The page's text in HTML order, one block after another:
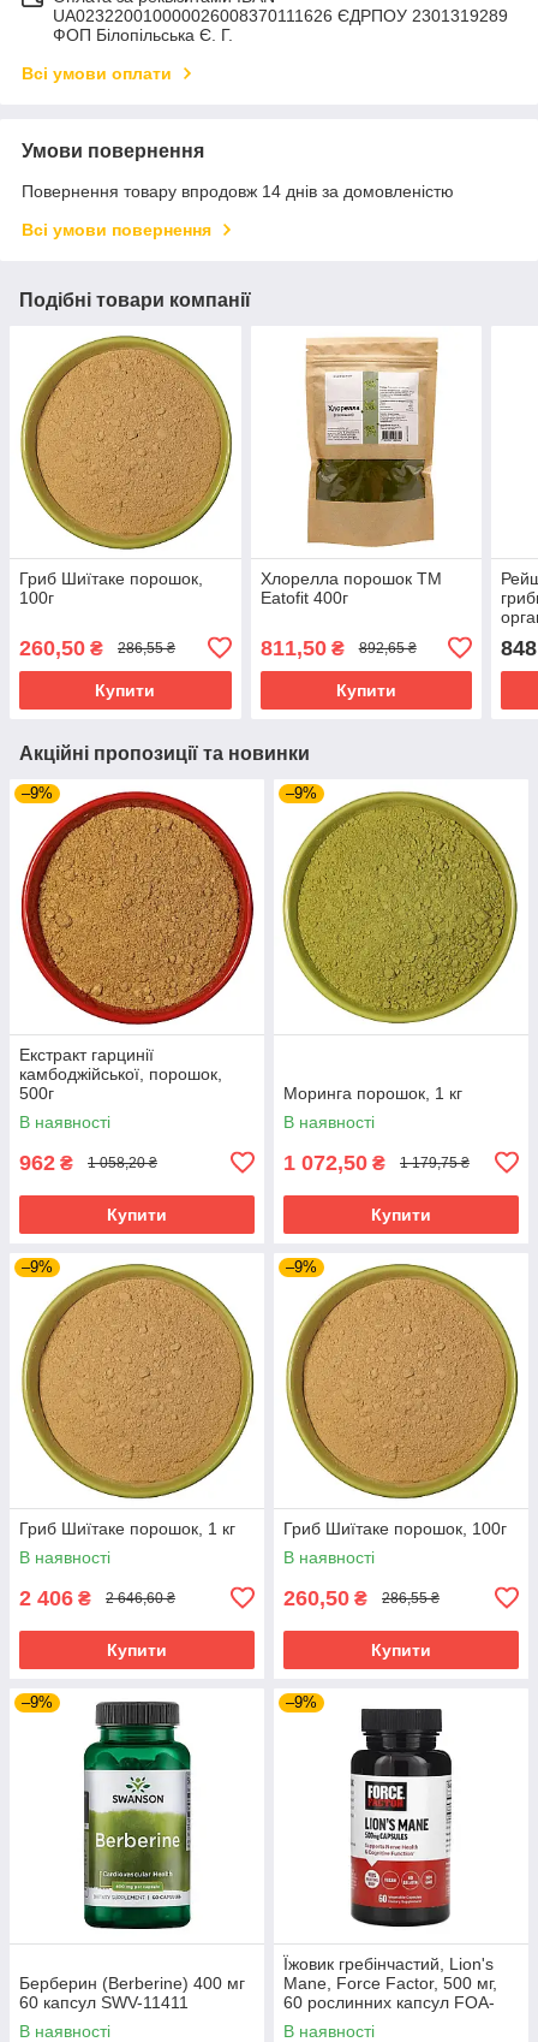
UA023220010000026008370111626 ЄДРПОУ 2301319289
ФОП Білопільська Є. Г.
Всі умови оплати
Умови повернення
Повернення товару впродовж 14 днів за домовленістю
Всі умови повернення
Подібні товари компанії
Гриб Шиїтаке порошок,
100г
260,50 ₴ 286,55 ₴
Купити
Хлорелла порошок ТМ
Eatofit 400г
811,50₴ 892,65 ₴
Купити
848
Акційні пропозиції та новинки
–9%
Екстракт гарцинії
камбоджійської, порошок,
500г
В наявності
962 ₴ 1 058,20 ₴
Купити
–9%
Моринга порошок, 1 кг
В наявності
1 072,50 ₴ 1 179,75 ₴
Купити
–9%
Гриб Шиїтаке порошок, 1 кг
В наявності
2 406 ₴ 2 646,60 ₴
Купити
–9%
Гриб Шиїтаке порошок, 100г
В наявності
260,50 ₴ 286,55 ₴
Купити
–9%
Берберин (Berberine) 400 мг
60 капсул SWV-11411
В наявності
–9%
Їжовик гребінчастий, Lion's
Mane, Force Factor, 500 мг,
60 рослинних капсул FOA-
66038
В наявності